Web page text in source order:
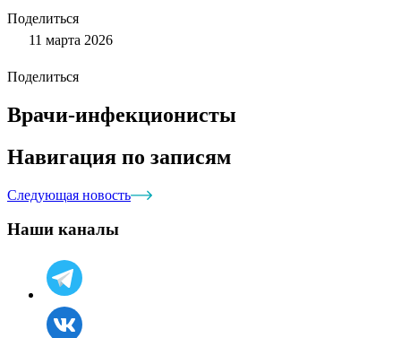
Поделиться
11 марта 2026
Поделиться
Врачи-инфекционисты
Навигация по записям
Следующая новость
Наши каналы